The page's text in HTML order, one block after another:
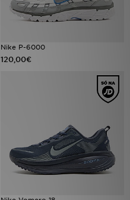
Nike P-6000
120,00€